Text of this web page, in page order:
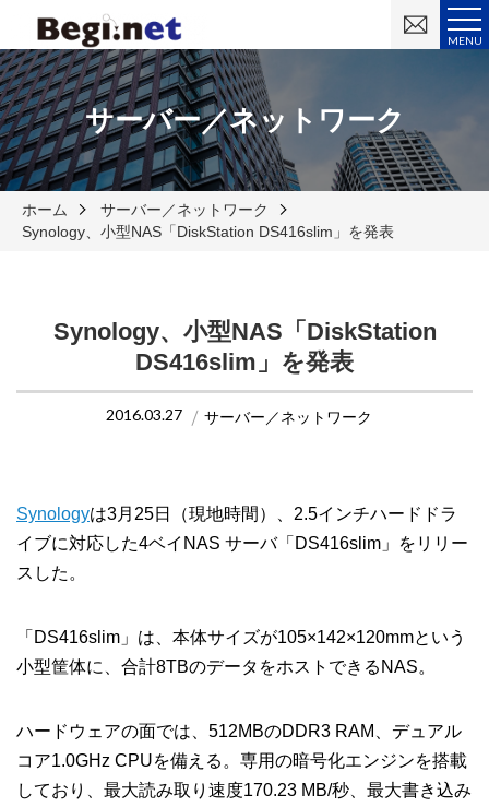
MENU
い
サーバー／ネットワーク
ホーム
サーバー／ネットワーク
Synology、小型NAS「DiskStation DS416slim」を発表
Synology、小型NAS「DiskStation
DS416slim」を発表
2016.03.27 サーバー／ネットワーク
Synologyは3月25日（現地時間）、2.5インチハードドラ
イブに対応した4ベイNAS サーバ「DS416slim」をリリー
スした。
「DS416slim」は、本体サイズが105×142×120mmという
小型筐体に、合計8TBのデータをホストできるNAS。
ハードウェアの面では、512MBのDDR3 RAM、デュアル
コア1.0GHz CPUを備える。専用の暗号化エンジンを搭載
しており、最大読み取り速度170.23 MB/秒、最大書き込み